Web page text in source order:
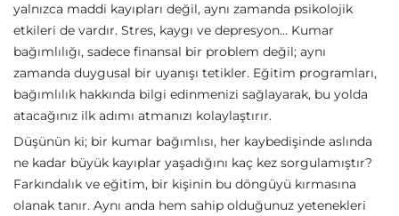
yalnızca maddi kayıpları değil, aynı zamanda psikolojik
etkileri de vardır. Stres, kaygı ve depresyon… Kumar
bağımlılığı, sadece finansal bir problem değil; aynı
zamanda duygusal bir uyanışı tetikler. Eğitim programları,
bağımlılık hakkında bilgi edinmenizi sağlayarak, bu yolda
atacağınız ilk adımı atmanızı kolaylaştırır.
Düşünün ki; bir kumar bağımlısı, her kaybedişinde aslında
ne kadar büyük kayıplar yaşadığını kaç kez sorgulamıştır?
Farkındalık ve eğitim, bir kişinin bu döngüyü kırmasına
olanak tanır. Aynı anda hem sahip olduğunuz yetenekleri